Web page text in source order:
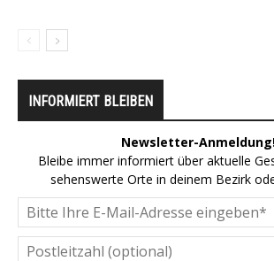
INFORMIERT BLEIBEN
Newsletter-
Bleibe immer informiert über aktuelle
sehenswerte Orte in deinem Bezirk